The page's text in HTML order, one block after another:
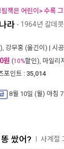
책은 어린이> 수록
라 - 1964년 칼데
강무홍 (옮긴이) | 시
원 (10%할인), 마일리지
포인트 :35,014
8월 10일 (월) 아침 7
쌌어? 사계절